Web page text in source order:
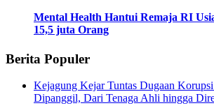
Mental Health Hantui Remaja RI
15,5 juta Orang
Berita Populer
Kejagung Kejar Tuntas Dugaan
Dipanggil, Dari Tenaga Ahli hingga